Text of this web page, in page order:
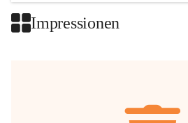
Impressionen